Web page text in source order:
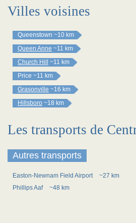
Villes voisines
Queenstown ~10 km
Queen Anne ~11 km
Church Hill
~11 km
Price ~11 km
Grasonville ~16 km
Hillsboro ~18 km
Les transports de
Autres transports
Easton-Newnam Field Airport
~27 km
Phillips Aaf
~48 km